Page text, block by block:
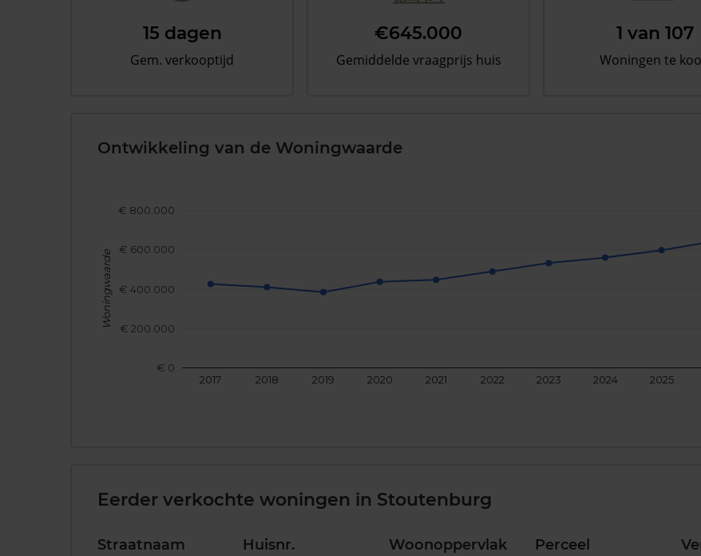
15 dagen
Gem. verkooptijd
€645.000
Gemiddelde vraagprijs huis
1 van 107
Woningen te
Ontwikkeling van de Woningwaarde
2017 2018 2019 2020 2021 2022 2023 2024 2025
€ 0
€ 200.000
€ 400.000
€ 600.000
€ 800.000
Woningwaarde
Eerder verkochte woningen in Stoutenburg
Straatnaam Huisnr. Woonoppervlak Perceel